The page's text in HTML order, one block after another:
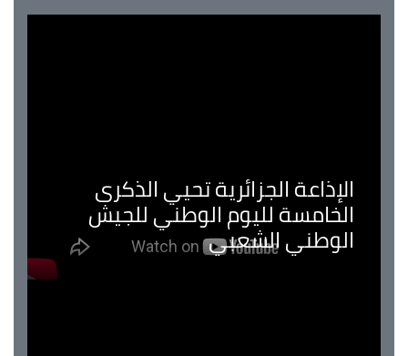
الإذاعة الجزائرية تحيي الذكرى
الخامسة لليوم الوطني للجيش
الوطني الشعبي